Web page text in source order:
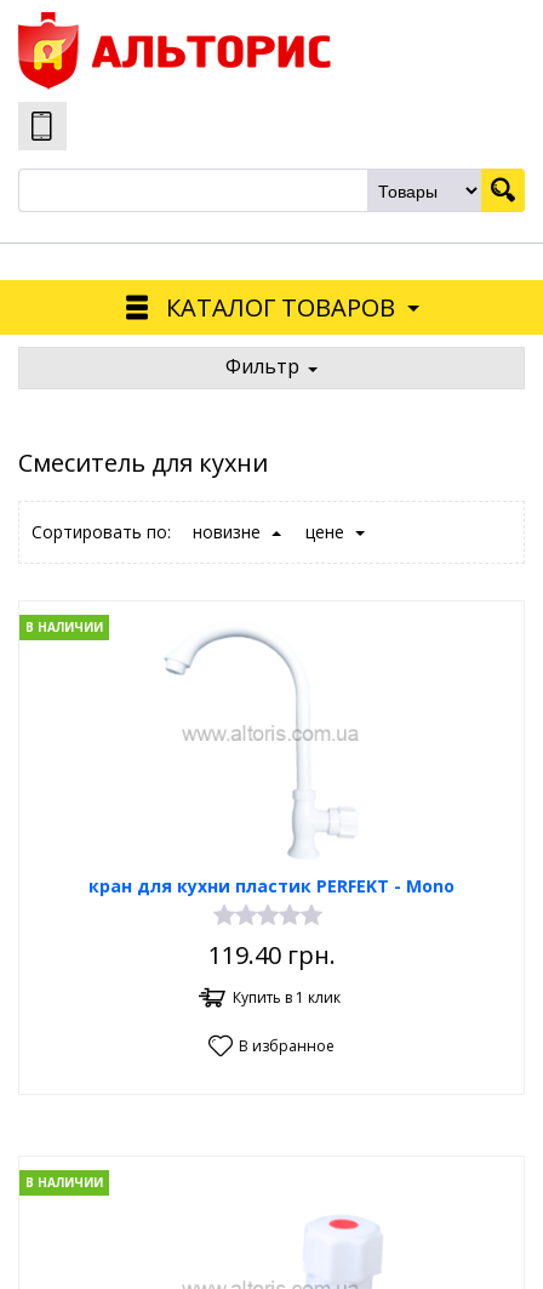
КАТАЛОГ ТОВАРОВ
Фильтр
Смеситель для кухни
Сортировать по: новизне цене
кран для кухни пластик PERFEKT - Mono
В НАЛИЧИИ
119.40грн.
Купить в 1 клик
В избранное
В НАЛИЧИИ